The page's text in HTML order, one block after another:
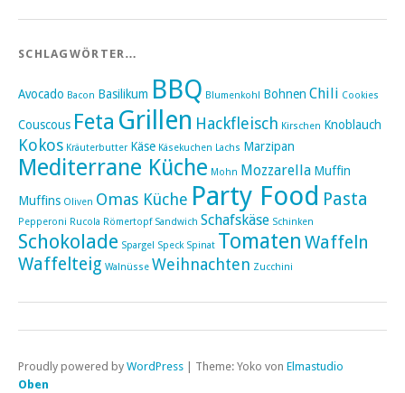
SCHLAGWÖRTER…
Avocado Bacon Basilikum BBQ Blumenkohl Bohnen Chili Cookies
Couscous Feta Grillen Hackfleisch Kirschen Knoblauch
Kokos Kräuterbutter Käse Käsekuchen Lachs Marzipan
Mediterrane Küche Mohn Mozzarella Muffin
Muffins Oliven Omas Küche Party Food Pasta
Pepperoni Rucola Römertopf Sandwich Schafskäse Schinken
Schokolade Spargel Speck Spinat Tomaten Waffeln
Waffelteig Walnüsse Weihnachten Zucchini
Proudly powered by WordPress | Theme: Yoko von Elmastudio
Oben